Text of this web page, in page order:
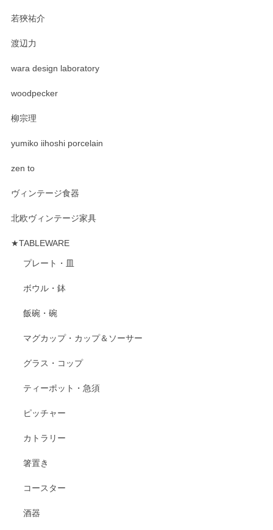
若狹祐介
渡辺力
wara design laboratory
woodpecker
柳宗理
yumiko iihoshi porcelain
zen to
ヴィンテージ食器
北欧ヴィンテージ家具
★TABLEWARE
プレート・皿
ボウル・鉢
飯碗・碗
マグカップ・カップ＆ソーサー
グラス・コップ
ティーポット・急須
ピッチャー
カトラリー
箸置き
コースター
酒器